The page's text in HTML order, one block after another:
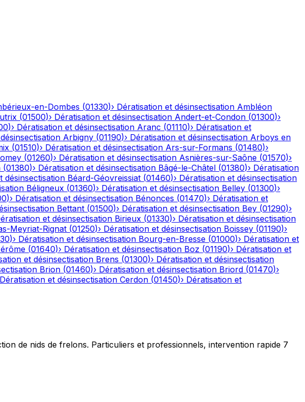
en-Dombes (01330)› Dératisation et désinsectisation Ambléon
(01500)› Dératisation et désinsectisation Andert-et-Condon (01300)›
)› Dératisation et désinsectisation Aranc (01110)› Dératisation et
Arbigny (01190)› Dératisation et désinsectisation Arboys en
(01510)› Dératisation et désinsectisation Ars-sur-Formans (01480)›
(01260)› Dératisation et désinsectisation Asnières-sur-Saône (01570)›
(01380)› Dératisation et désinsectisation Bâgé-le-Châtel (01380)› Dératisation
désinsectisation Béard-Géovreissiat (01460)› Dératisation et désinsectisation
Béligneux (01360)› Dératisation et désinsectisation Belley (01300)›
)› Dératisation et désinsectisation Bénonces (01470)› Dératisation et
Bettant (01500)› Dératisation et désinsectisation Bey (01290)›
et désinsectisation Birieux (01330)› Dératisation et désinsectisation
Meyriat-Rignat (01250)› Dératisation et désinsectisation Boissey (01190)›
)› Dératisation et désinsectisation Bourg-en-Bresse (01000)› Dératisation et
(01640)› Dératisation et désinsectisation Boz (01190)› Dératisation et
et désinsectisation Brens (01300)› Dératisation et désinsectisation
Brion (01460)› Dératisation et désinsectisation Briord (01470)›
Dératisation et désinsectisation Cerdon (01450)› Dératisation et
de nids de frelons. Particuliers et professionnels, intervention rapide 7